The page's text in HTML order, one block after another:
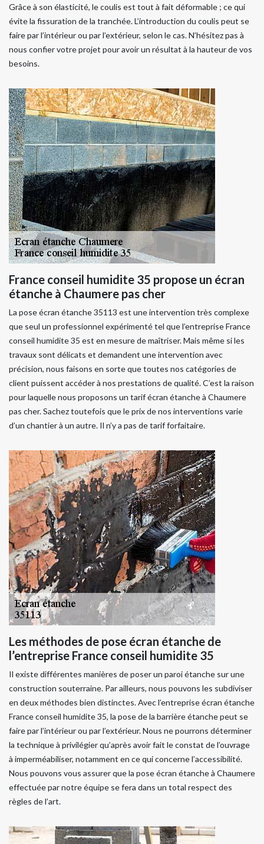
Grâce à son élasticité, le coulis est tout à fait déformable ; ce qui
évite la fissuration de la tranchée. L’introduction du coulis peut se
faire par l’intérieur ou par l’extérieur, selon le cas. N’hésitez pas à
nous confier votre projet pour avoir un résultat à la hauteur de vos
besoins.
France conseil humidite 35 propose un écran
étanche à Chaumere pas cher
La pose écran étanche 35113 est une intervention très complexe
que seul un professionnel expérimenté tel que l’entreprise France
conseil humidite 35 est en mesure de maîtriser. Mais même si les
travaux sont délicats et demandent une intervention avec
précision, nous faisons en sorte que toutes nos catégories de
client puissent accéder à nos prestations de qualité. C’est la raison
pour laquelle nous proposons un tarif écran étanche à Chaumere
pas cher. Sachez toutefois que le prix de nos interventions varie
d’un chantier à un autre. Il n’y a pas de tarif forfaitaire.
Les méthodes de pose écran étanche de
l’entreprise France conseil humidite 35
Il existe différentes manières de poser un paroi étanche sur une
construction souterraine. Par ailleurs, nous pouvons les subdiviser
en deux méthodes bien distinctes. Avec l’entreprise écran étanche
France conseil humidite 35, la pose de la barrière étanche peut se
faire par l’intérieur ou par l’extérieur. Nous ne pourrons déterminer
la technique à privilégier qu’après avoir fait le constat de l’ouvrage
à imperméabiliser, notamment en ce qui concerne l’accessibilité.
Nous pouvons vous assurer que la pose écran étanche à Chaumere
effectuée par notre équipe se fera dans un total respect des
règles de l’art.